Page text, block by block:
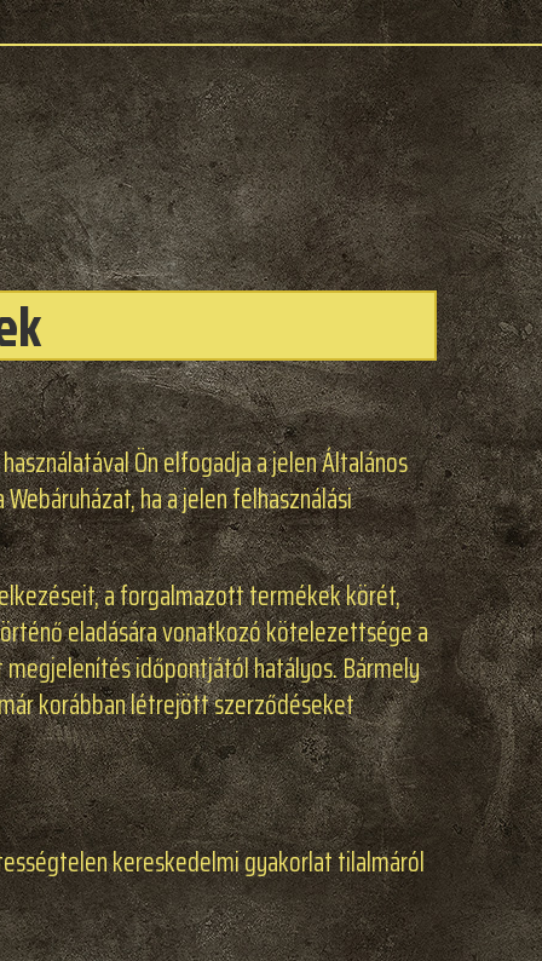
Ön elfogadja a jelen Általános
ha a jelen felhasználási
a forgalmazott termékek körét,
eladására vonatkozó kötelezettsége a
időpontjától hatályos. Bármely
korábban létrejött szerződéseket
kereskedelmi gyakorlat tilalmáról